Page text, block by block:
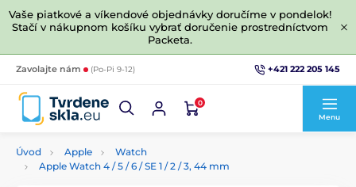
Vaše piatkové a víkendové objednávky doručíme v pondelok!
Stačí v nákupnom košíku vybrať doručenie prostredníctvom
Packeta.
Zavolajte nám (Po-Pi 9-12) +421 222 205 145
0
Menu
Úvod Apple
Watch
Apple Watch 4 / 5 / 6 / SE 1 / 2 / 3, 44 mm